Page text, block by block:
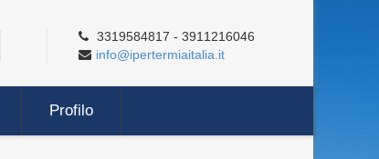
3319584817 - 3911216046
info@ipertermiaitalia.it
Profilo